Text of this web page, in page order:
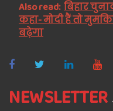
Also read: बिहार
कहा- मोदी हैं तो
बढ़ेगा
NEWSLETTER